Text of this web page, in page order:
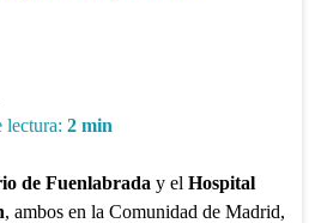
lectura: 2 min
de Fuenlabrada y el Hospital
, ambos en la Comunidad de Madrid,